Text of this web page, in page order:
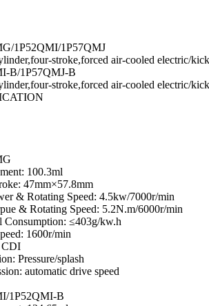
1P52QMI/1P57QMJ
stroke,forced air-cooled electric/
B/1P57QMJ-B
stroke,forced air-cooled electric/
100.3ml
47mm×57.8mm
& Rotating Speed: 4.5kw/7000r/min
& Rotating Speed: 5.2N.m/6000r/min
Consumption: ≤403g/kw.h
1600r/min
CDI
Pressure/splash
automatic drive speed
1P52QMI-B